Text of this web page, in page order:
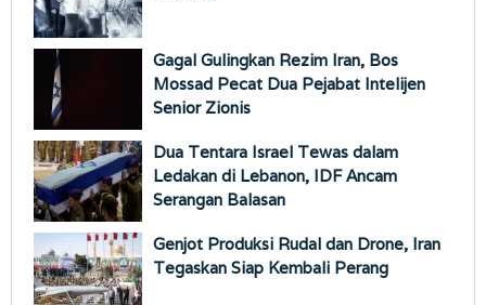
Gagal Gulingkan Rezim Iran, Bos
Mossad Pecat Dua Pejabat Intelijen
Senior Zionis
Dua Tentara Israel Tewas dalam
Ledakan di Lebanon, IDF Ancam
Serangan Balasan
Genjot Produksi Rudal dan Drone, Iran
Tegaskan Siap Kembali Perang